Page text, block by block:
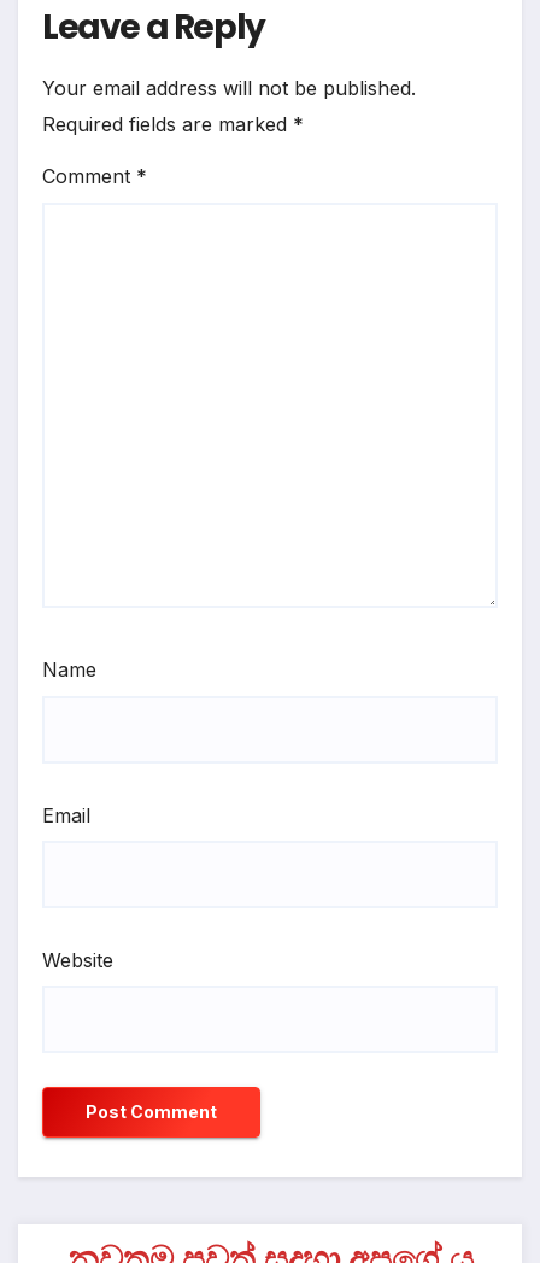
Leave a Reply
Your email address will not be published.
Required fields are marked *
Comment *
Name
Email
Website